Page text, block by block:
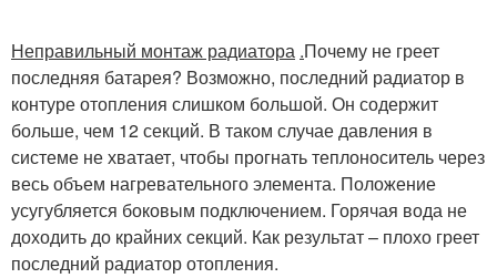
Неправильный монтаж радиатора .Почему не греет
последняя батарея? Возможно, последний радиатор в
контуре отопления слишком большой. Он содержит
больше, чем 12 секций. В таком случае давления в
системе не хватает, чтобы прогнать теплоноситель через
весь объем нагревательного элемента. Положение
усугубляется боковым подключением. Горячая вода не
доходить до крайних секций. Как результат – плохо греет
последний радиатор отопления.